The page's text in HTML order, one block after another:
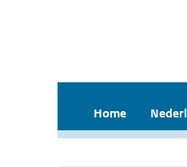
Home